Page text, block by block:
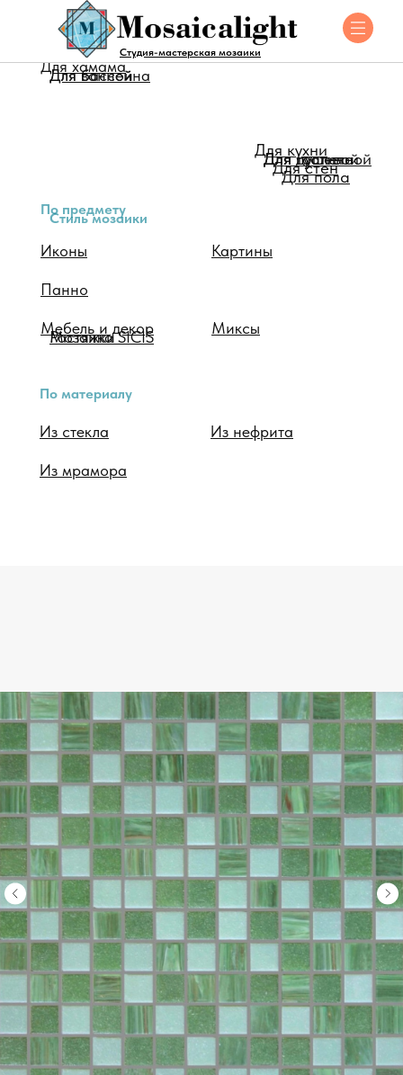
Студия-мастерская мозаики
Стиль мозаики
Мебель и декор
Мозаика SICIS
Иконы Картины
Миксы
Панно
По предмету
Растяжки
По материалу
Из стекла Из нефрита
Из мрамора
Для кухни
Для душевой
Для туалета
Для гостинной
Для стен
Для пола
Для хамама
Для ванной
Для бассейна
Для помещения